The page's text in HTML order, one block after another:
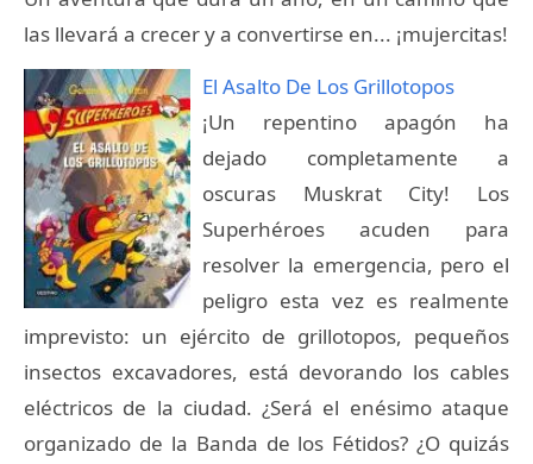
las llevará a crecer y a convertirse en... ¡mujercitas!
El Asalto De Los Grillotopos
¡Un repentino apagón ha
dejado completamente a
oscuras Muskrat City! Los
Superhéroes acuden para
resolver la emergencia, pero el
peligro esta vez es realmente
imprevisto: un ejército de grillotopos, pequeños
insectos excavadores, está devorando los cables
eléctricos de la ciudad. ¿Será el enésimo ataque
organizado de la Banda de los Fétidos? ¿O quizás